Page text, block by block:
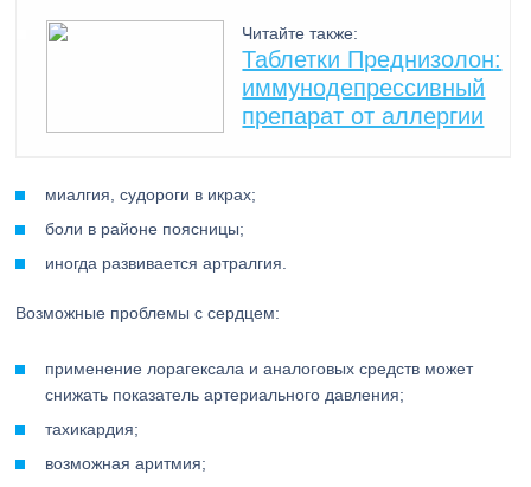
Читайте также:
Таблетки Преднизолон:
иммунодепрессивный
препарат от аллергии
миалгия, судороги в икрах;
боли в районе поясницы;
иногда развивается артралгия.
Возможные проблемы с сердцем:
применение лорагексала и аналоговых средств может
снижать показатель артериального давления;
тахикардия;
возможная аритмия;